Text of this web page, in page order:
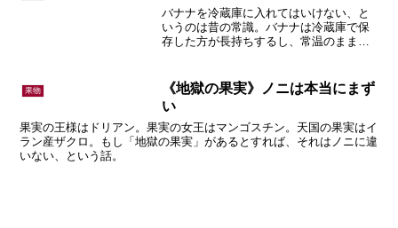
バナナを冷蔵庫に入れてはいけない、と
いうのは昔の常識。バナナは冷蔵庫で保
存した方が長持ちするし、常温のまま放
果物
《地獄の果実》ノニは本当にまず
い
果実の王様はドリアン。果実の女王はマンゴスチン。天国の果実はイ
ラン産ザクロ。もし「地獄の果実」があるとすれば、それはノニに違
いない、という話。